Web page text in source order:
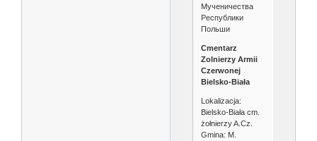
Мученичества
Республики
Польши
Cmentarz
Zolnierzy Armii
Czerwonej
Bielsko-Biała
Lokalizacja:
Bielsko-Biała cm.
żołnierzy A.Cz.
Gmina: M.